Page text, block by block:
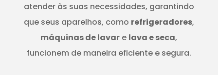
atender às suas necessidades, garantindo
que seus aparelhos, como refrigeradores,
máquinas de lavar e lava e seca,
funcionem de maneira eficiente e segura.